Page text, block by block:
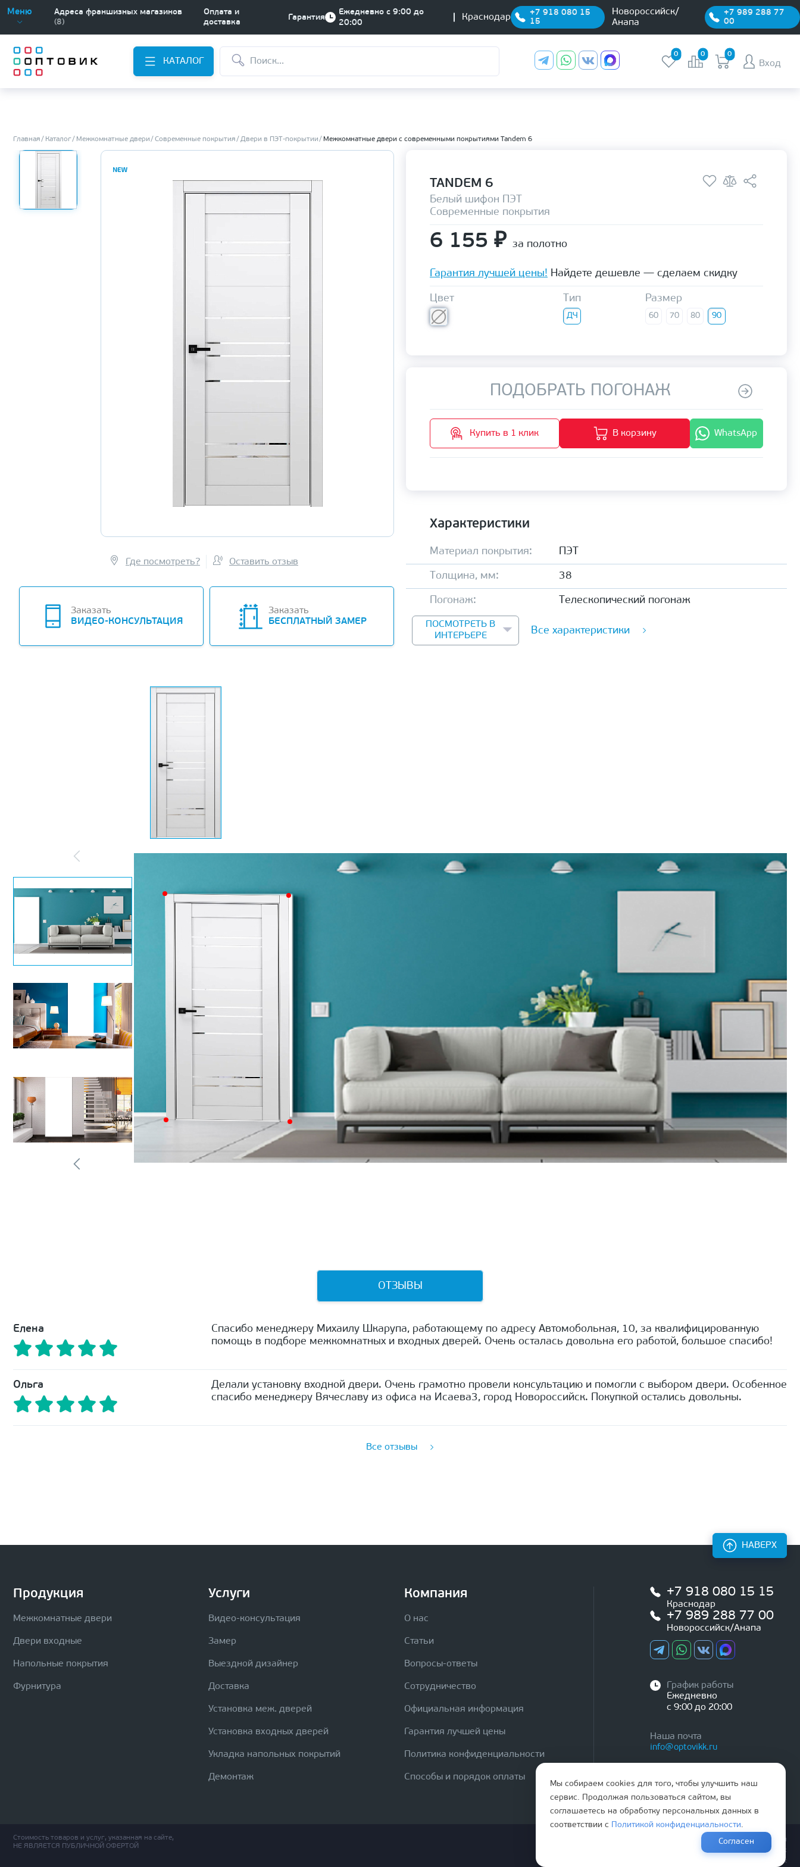
Меню
Адреса франшизных магазинов
(8)
Оплата и
доставка
Гарантия
Ежедневно с 9:00 до
20:00
Краснодар
+7 918 080 15
15
Новороссийск/
Анапа
+7 989 288 77
00
КАТАЛОГ
0 0 0
Вход
Главная Каталог Межкомнатные двери Современные покрытия Двери в ПЭТ-покрытии Межкомнатные двери с современными покрытиями Tandem 6
Где посмотреть? Оставить отзыв
Заказать
ВИДЕО-КОНСУЛЬТАЦИЯ
Заказать
БЕСПЛАТНЫЙ ЗАМЕР
TANDEM 6
Белый шифон ПЭТ
Современные покрытия
6 155 ₽ за полотно
Гарантия лучшей цены! Найдете дешевле — сделаем скидку
Цвет Тип
ДЧ
Размер
60 70 80 90
ПОДОБРАТЬ ПОГОНАЖ
Купить в 1 клик В корзину WhatsApp
Характеристики
Материал покрытия: ПЭТ
Толщина, мм: 38
Погонаж: Телескопический погонаж
ПОСМОТРЕТЬ В
ИНТЕРЬЕРЕ
Все характеристики
ОТЗЫВЫ
Елена
Спасибо менеджеру Михаилу Шкарупа, работающему по адресу Автомобольная, 10, за квалифицированную
помощь в подборе межкомнатных и входных дверей. Очень осталась довольна его работой, большое спасибо!
Ольга
Делали установку входной двери. Очень грамотно провели консультацию и помогли с выбором двери. Особенное
спасибо менеджеру Вячеславу из офиса на Исаева3, город Новороссийск. Покупкой остались довольны.
Все отзывы
Продукция
Межкомнатные двери
Двери входные
Напольные покрытия
Фурнитура
Услуги
Видео-консультация
Замер
Выездной дизайнер
Доставка
Установка меж. дверей
Установка входных дверей
Укладка напольных покрытий
Демонтаж
Компания
О нас
Статьи
Вопросы-ответы
Сотрудничество
Официальная информация
Гарантия лучшей цены
Политика конфиденциальности
Способы и порядок оплаты
+7 918 080 15 15
Краснодар
+7 989 288 77 00
Новороссийск/Анапа
График работы
Ежедневно
с 9:00 до 20:00
Наша почта
info@optovikk.ru
НАВЕРХ
Стоимость товаров и услуг, указанная на сайте,
НЕ ЯВЛЯЕТСЯ ПУБЛИЧНОЙ ОФЕРТОЙ
Правила эксплутации входных и межкомнатных дверей
Политика обработки персональных данных
Согласие на обработку персональных данных
Мы собираем cookies для того, чтобы улучшить наш
сервис. Продолжая пользоваться сайтом, вы
соглашаетесь на обработку персональных данных в
соответствии с
Политикой конфиденциальности.
Согласен